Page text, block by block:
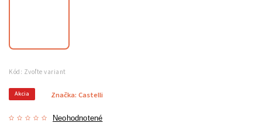
Kód: Zvoľte variant
Akcia
Neohodnotené
Značka: Castelli